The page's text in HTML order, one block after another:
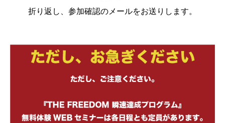
折り返し、参加確認のメールをお送りします。